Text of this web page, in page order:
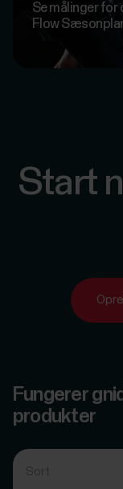
Se målinger for
Flow
Start
Fungerer
produkter